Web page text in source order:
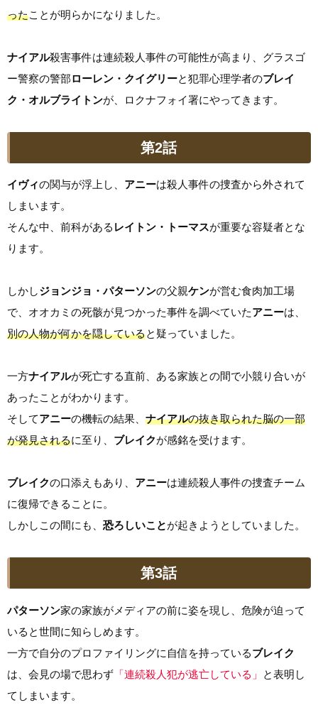
ったことが明らかになりました。
ナイアル殺害事件は連続殺人事件の可能性が高まり、グラスゴ
ー警察の警部ローレン・クイグリーと犯罪心理学者のブレイ
ク・オルブライトンが、ロクナフォイ署にやってきます。
第2話
イヴィの関与が浮上し、 アニーは殺人事件の捜査から外されて
しまいます。
そんな中、前科がある レイトン・トーマスが重要な容疑者とな
ります。
しかしジョンジョ・パターソンの父親ケンが営む食肉加工場
で、オオカミの死骸が見つかった事件を調べていたアニーは、
別の人物が何かを隠していると疑っていました。
一方ナイアルが死亡する直前、ある家族との間で小競り合いが
あったことがわかります。
そしてアニーの機転の結果、 ナイアルの抜き取られた脳の一部
が発見されるに至り、 ブレイクが感銘を受けます。
ブレイクの口添えもあり、 アニーは連続殺人事件の捜査チーム
に復帰できることに。
しかしこの間にも、 恐ろしいことが起きようとしていました。
第3話
パターソン家の家族がメディアの前に姿を現し、危険が迫って
いると世間に知らしめます。
一方で自分のプロファイリングに自信を持っているブレイク
は、会見の場で思わず 「連続殺人犯が逃亡している」
と表明し
てしまいます。